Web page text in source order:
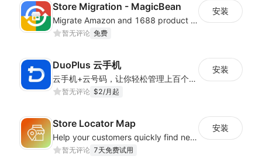
Store Migration - MagicBean
Migrate Amazon and 1688 product data to your store.
暂无评论 免费
安装
DuoPlus 云手机
云手机+云号码，让你轻松管理上百个海外APP应用账号——真机环境、IP隔离、智能自动化，一键高效扩展
暂无评论 $2/月起
安装
Store Locator Map
Help your customers quickly find nearby store locations with an interactive map
暂无评论 7天免费试用
安装